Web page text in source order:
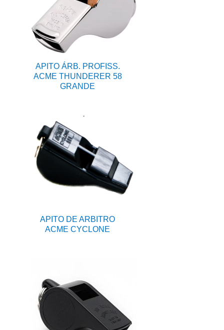
APITO ÁRB. PROFISS.
ACME THUNDERER 58
GRANDE
APITO DE ARBITRO
ACME CYCLONE